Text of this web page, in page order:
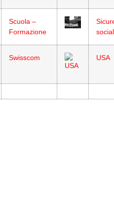
Scuola –
Formazione
Swisscom USA